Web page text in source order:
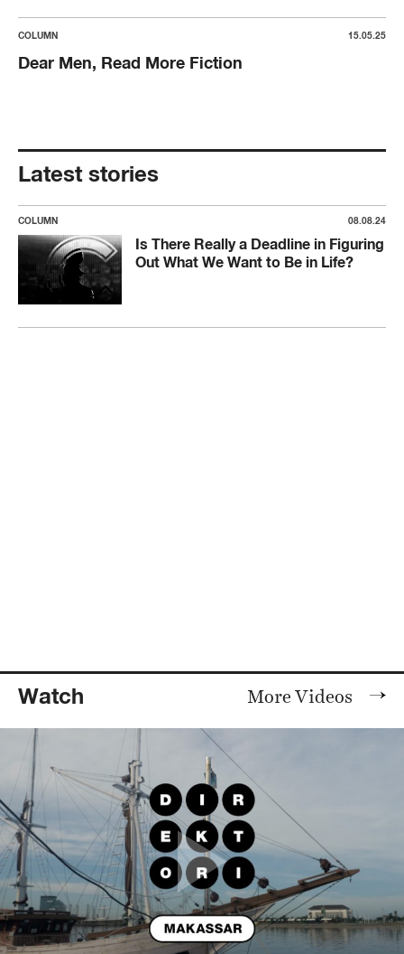
COLUMN 15.05.25
Dear Men, Read More Fiction
Latest stories
COLUMN 08.08.24
Is There Really a Deadline in Figuring
Out What We Want to Be in Life?
Watch More Videos